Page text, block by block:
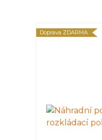
Doprava ZDARMA